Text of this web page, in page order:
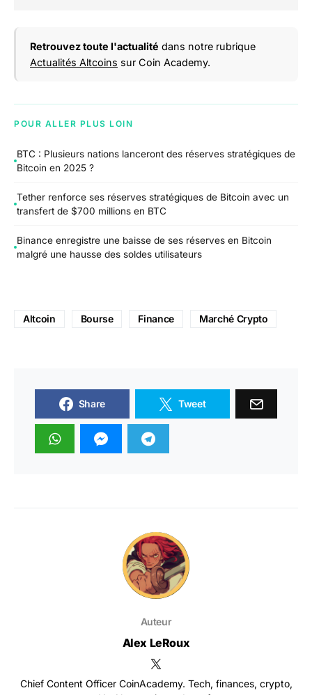
Retrouvez toute l'actualité dans notre rubrique
Actualités Altcoins sur Coin Academy.
POUR ALLER PLUS LOIN
BTC : Plusieurs nations lanceront des réserves stratégiques de
Bitcoin en 2025 ?
Tether renforce ses réserves stratégiques de Bitcoin avec un
transfert de $700 millions en BTC
Binance enregistre une baisse de ses réserves en Bitcoin
malgré une hausse des soldes utilisateurs
Altcoin Bourse Finance Marché Crypto
Share Tweet
Auteur
Alex LeRoux
Chief Content Officer CoinAcademy. Tech, finances, crypto,